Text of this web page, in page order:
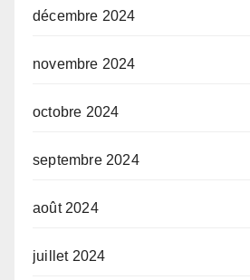
décembre 2024
novembre 2024
octobre 2024
septembre 2024
août 2024
juillet 2024